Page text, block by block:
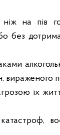
на пів
без
вираженого
їх